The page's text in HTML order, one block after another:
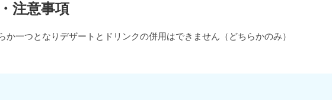
注意事項
か一つとなりデザートとドリンクの併用はできません（どちらかのみ）